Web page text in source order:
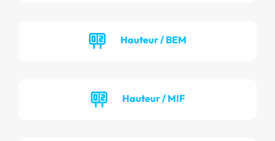
Hauteur / BEM
Hauteur / MIF